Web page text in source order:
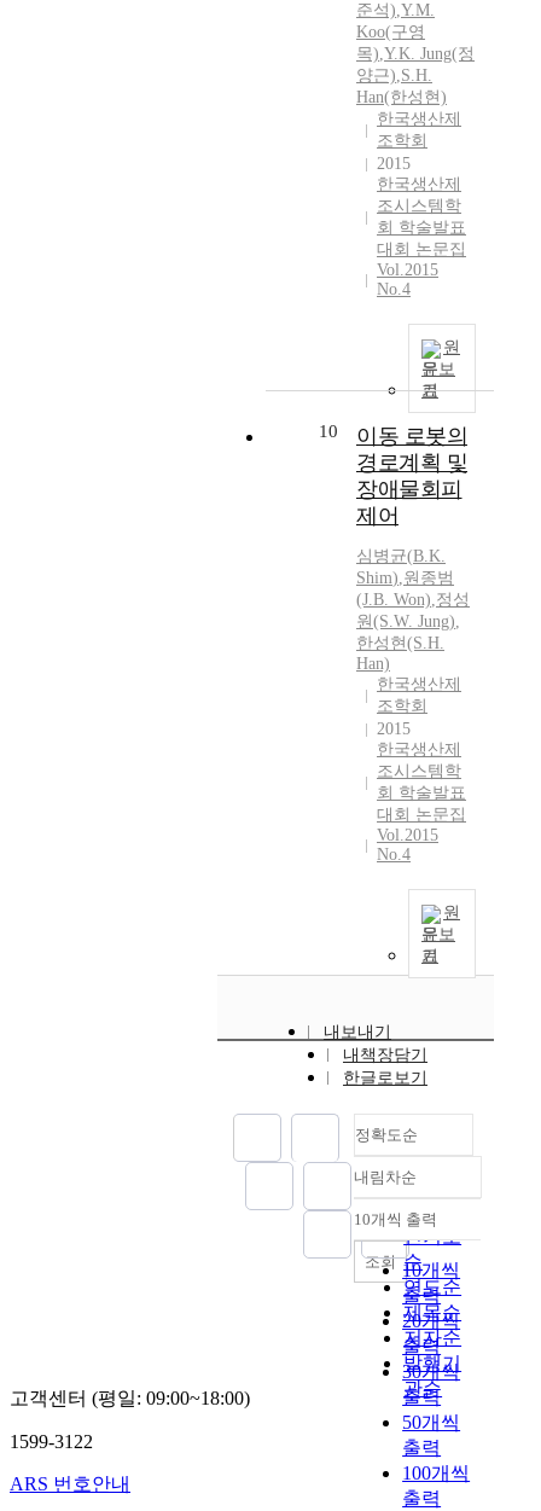
준석),Y.M.
Koo(구영
목),Y.K. Jung(정
양근),S.H.
Han(한성현)
한국생산제
조학회
2015
한국생산제
조시스템학
회 학술발표
대회 논문집
Vol.2015
No.4
원
문보
기
10
이동 로봇의
경로계획 및
장애물회피
제어
심병균(B.K.
Shim),원종범
(J.B. Won),정성
원(S.W. Jung),
한성현(S.H.
Han)
한국생산제
조학회
2015
한국생산제
조시스템학
회 학술발표
대회 논문집
Vol.2015
No.4
원
문보
기
내보내기
내책장담기
한글로보기
정확도순
정확도
순
인기도
순
연도순
제목순
저자순
발행기
관순
내림차순
내림차순
10개씩 출력
10개씩
출력
20개씩
출력
30개씩
출력
50개씩
출력
100개씩
출력
조회
고객센터 (평일: 09:00~18:00)
1599-3122
ARS 번호안내